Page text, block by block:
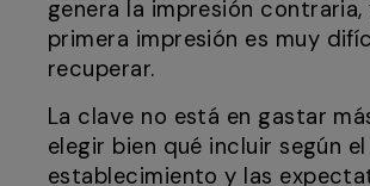
genera la impresión contraria,
primera impresión es muy
recuperar.
La clave no está en gastar
elegir bien qué incluir según
establecimiento y las